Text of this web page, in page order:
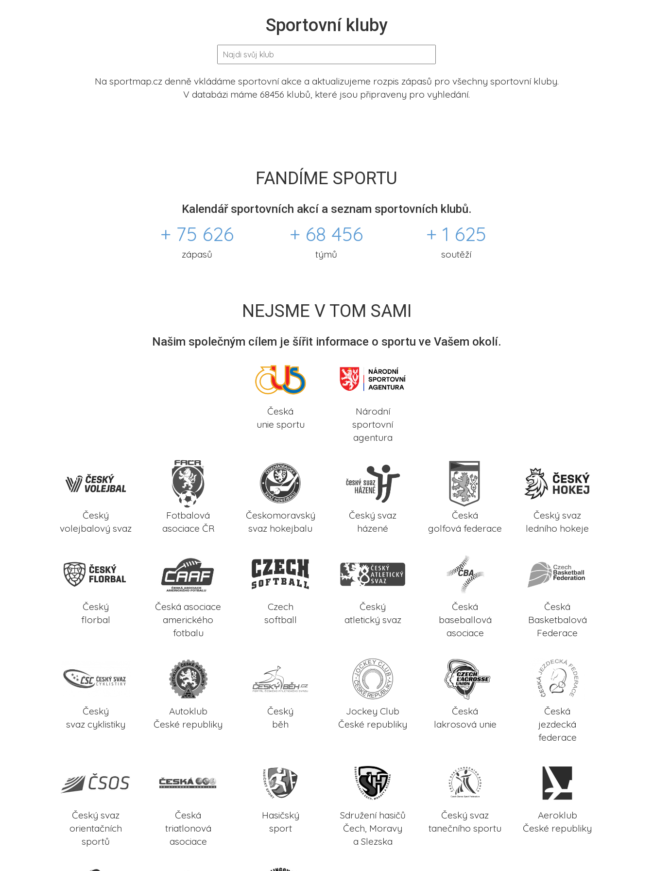
Sportovní kluby
Na sportmap.cz denně vkládáme sportovní akce a aktualizujeme rozpis zápasů pro všechny sportovní kluby.
V databázi máme 68456 klubů, které jsou připraveny pro vyhledání.
FANDÍME SPORTU
Kalendář sportovních akcí a seznam sportovních klubů.
+ 75 626
zápasů
+ 68 456
týmů
+ 1 625
soutěží
NEJSME V TOM SAMI
Našim společným cílem je šířit informace o sportu ve Vašem okolí.
Česká
unie sportu
Národní
sportovní
agentura
Český
volejbalový svaz
Fotbalová
asociace ČR
Českomoravský
svaz hokejbalu
Český svaz
házené
Česká
golfová federace
Český svaz
ledního hokeje
Český
florbal
Česká asociace
amerického
fotbalu
Czech
softball
Český
atletický svaz
Česká
baseballová
asociace
Česká
Basketbalová
Federace
Český
svaz cyklistiky
Autoklub
České republiky
Český
běh
Jockey Club
České republiky
Česká
lakrosová unie
Česká
jezdecká
federace
Český svaz
orientačních
sportů
Česká
triatlonová
asociace
Hasičský
sport
Sdružení hasičů
Čech, Moravy
a Slezska
Český svaz
tanečního sportu
Aeroklub
České republiky